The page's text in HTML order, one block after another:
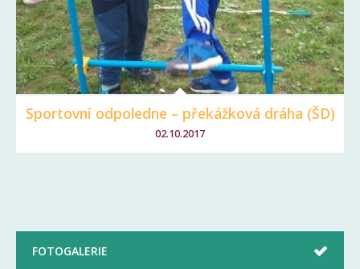
Sportovní odpoledne – překážková dráha (ŠD)
02.10.2017
FOTOGALERIE